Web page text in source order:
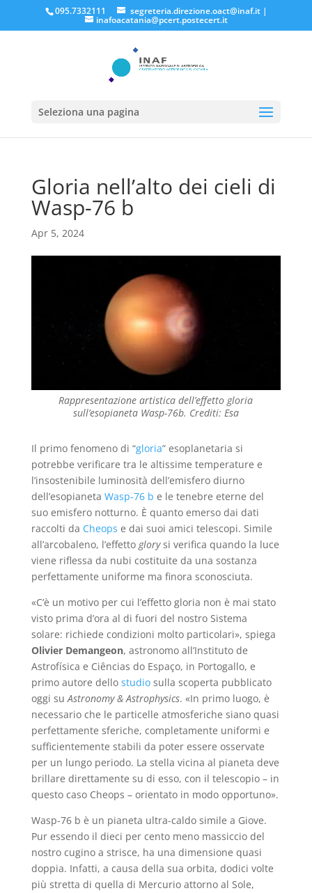
095.7332111 segreteria.direzione.oact@inaf.it|
inafoacatania@pcert.postecert.it
Seleziona una pagina
Gloria nell’alto dei cieli di
Wasp-76 b
Apr 5, 2024
Rappresentazione artistica dell’effetto gloria
sull’esopianeta Wasp-76b. Crediti: Esa
Il primo fenomeno di “gloria” esoplanetaria si
potrebbe verificare tra le altissime temperature e
l’insostenibile luminosità dell’emisfero diurno
dell’esopianeta Wasp-76 b e le tenebre eterne del
suo emisfero notturno. È quanto emerso dai dati
raccolti da Cheops e dai suoi amici telescopi. Simile
all’arcobaleno, l’effetto glorysi verifica quando la luce
viene riflessa da nubi costituite da una sostanza
perfettamente uniforme ma finora sconosciuta.
«C’è un motivo per cui l’effetto gloria non è mai stato
visto prima d’ora al di fuori del nostro Sistema
solare: richiede condizioni molto particolari», spiega
Olivier Demangeon, astronomo all’Instituto de
Astrofísica e Ciências do Espaço, in Portogallo, e
primo autore dello studiosulla scoperta pubblicato
oggi suAstronomy & Astrophysics. «In primo luogo, è
necessario che le particelle atmosferiche siano quasi
perfettamente sferiche, completamente uniformi e
sufficientemente stabili da poter essere osservate
per un lungo periodo. La stella vicina al pianeta deve
brillare direttamente su di esso, con il telescopio – in
questo caso Cheops – orientato in modo opportuno».
Wasp-76 b è un pianeta ultra-caldo simile a Giove.
Pur essendo il dieci per cento meno massiccio del
nostro cugino a strisce, ha una dimensione quasi
doppia. Infatti, a causa della sua orbita, dodici volte
più stretta di quella di Mercurio attorno al Sole,